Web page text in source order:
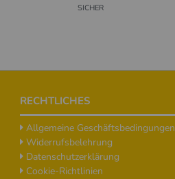
SICHER
RECHTLICHES
Allgemeine Geschäftsbedingungen
Widerrufsbelehrung
Datenschutzerklärung
Cookie-Richtlinien